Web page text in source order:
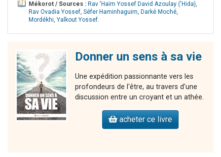
Mékorot / Sources : Rav 'Haïm Yossef David Azoulay ('Hida),
Rav Ovadia Yossef, Séfer Haminhaguim, Darké Moché,
Mordékhi, Yalkout Yossef.
Donner un sens à sa vie
Une expédition passionnante vers les
profondeurs de l'être, au travers d'une
discussion entre un croyant et un athée.
acheter ce livre